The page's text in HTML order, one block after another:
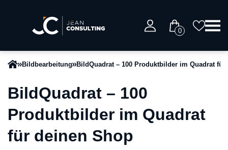
0
Bildbearbeitung BildQuadrat – 100 Produktbilder im Quadrat für
BildQuadrat – 100
Produktbilder im Quadrat
für deinen Shop